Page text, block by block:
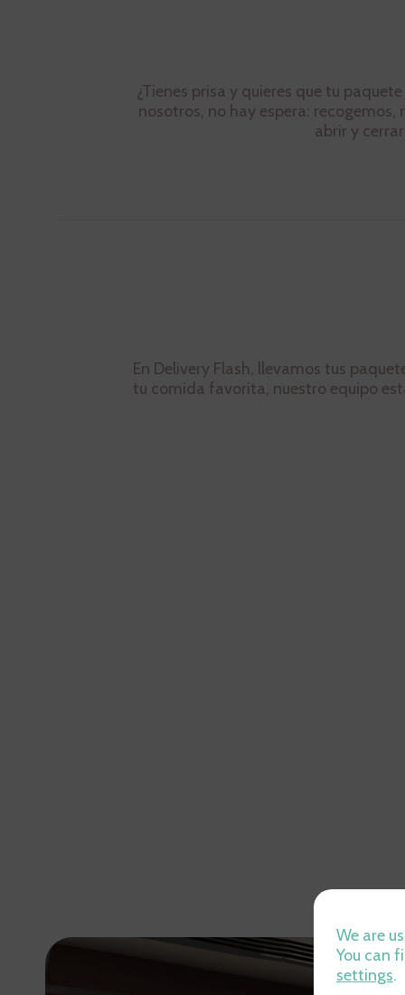
¿Tienes prisa y quieres que tu
nosotros, no hay espera:
abrir y
En Delivery Flash, llevamos tus
tu comida favorita, nuestro equipo
We are
You can
settings.